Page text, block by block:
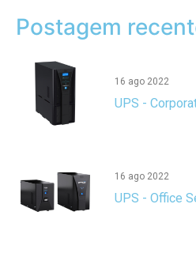
Postagem
16 ago 2022
UPS -
16 ago 2022
UPS - Office